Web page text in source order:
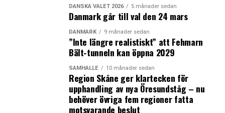
Förra året blev Orphazymes det första biotekföretag att
noteras i Danmark sedan 2010 då Zealand Pharma
– Jag tror att det kommer fler danska bolag, men vi har
inte en så mogen tradition att ta vara på våra egna
investeringar i Danmark. Det är jättestor skillnad på
beskattning av aktier i Danmark och Sverige och där
jobbar vi med att få bland annat politiker att se värdet
som ligger i det, säger Carsten Borring.
DANSKA VALET 2026 5 månader sedan
Danmark går till val den 24 mars
DANMARK 9 månader sedan
”Inte längre realistiskt” att Fehmarn
Bält-tunneln kan öppna 2029
SAMHÄLLE 10 månader sedan
Region Skåne ger klartecken för
upphandling av nya Öresundståg – nu
behöver övriga fem regioner fatta
motsvarande beslut